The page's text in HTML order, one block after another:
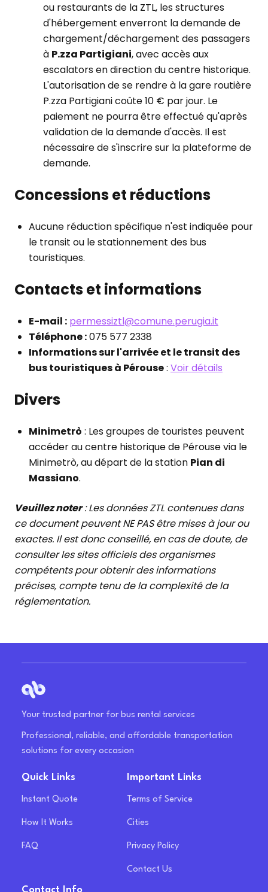
ou restaurants de la ZTL, les structures
d'hébergement enverront la demande de
chargement/déchargement des passagers
à P.zza Partigiani, avec accès aux
escalators en direction du centre historique.
L'autorisation de se rendre à la gare routière
P.zza Partigiani coûte 10 € par jour. Le
paiement ne pourra être effectué qu'après
validation de la demande d'accès. Il est
nécessaire de s'inscrire sur la plateforme de
demande.
Concessions et réductions
Aucune réduction spécifique n'est indiquée pour
le transit ou le stationnement des bus
touristiques.
Contacts et informations
E-mail : permessiztl@comune.perugia.it
Téléphone :075 577 2338
Informations sur l'arrivée et le transit des
bus touristiques à Pérouse: Voir détails
Divers
Minimetrò : Les groupes de touristes peuvent
accéder au centre historique de Pérouse via le
Minimetrò, au départ de la station Pian di
Massiano.
Veuillez noter: Les données ZTL contenues dans
ce document peuvent NE PAS être mises à jour ou
exactes. Il est donc conseillé, en cas de doute, de
consulter les sites officiels des organismes
compétents pour obtenir des informations
précises, compte tenu de la complexité de la
réglementation.
Your trusted partner for bus rental services
Professional, reliable, and affordable transportation
solutions for every occasion
Quick Links
Instant Quote
How It Works
FAQ
Important Links
Terms of Service
Cities
Privacy Policy
Contact Us
Contact Info